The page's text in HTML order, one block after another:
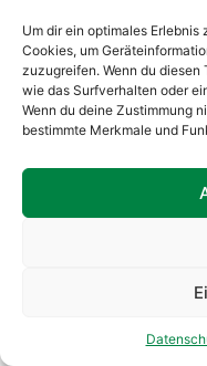
Um dir ein optimales
Cookies, um
zuzugreifen. Wenn du
wie das Surfverhalten oder
Wenn du deine Zustimmung
bestimmte Merkmale und